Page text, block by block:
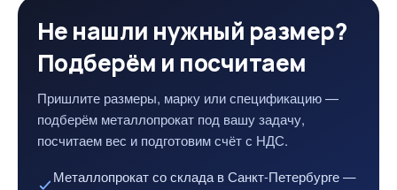
Не нашли нужный размер?
Подберём и посчитаем
Пришлите размеры, марку или спецификацию —
подберём металлопрокат под вашу задачу,
посчитаем вес и подготовим счёт с НДС.
Металлопрокат со склада в Санкт-Петербурге —